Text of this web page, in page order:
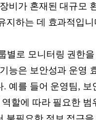
비가 혼재된 대규모
지하는 데 효과적입니
별로 모니터링 권한
능은 보안성과 운영
. 예를 들어 운영팀, 보
할에 따라 필요한 범